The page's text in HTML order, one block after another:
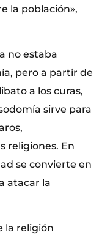
la población»,
no estaba
pero a partir de
a los curas,
sirve para
religiones. En
se convierte en
atacar la
la religión